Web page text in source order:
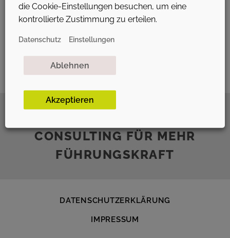
engagierter Berichterstatter auf der Suche nach der
Wahrheit, sondern auch …
CONSULTING FÜR MEHR
FÜHRUNGSKRAFT
DATENSCHUTZ­ERKLÄRUNG
IMPRESSUM
die Cookie-Einstellungen besuchen, um eine
kontrollierte Zustimmung zu erteilen.
Datenschutz Einstellungen
Ablehnen
Akzeptieren